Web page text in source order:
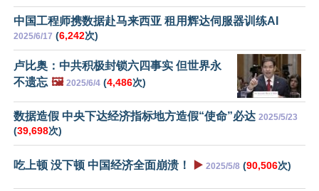
中国工程师携数据赴马来西亚 租用辉达伺服器训练AI
2025/6/17 (6,242次)
卢比奥：中共积极封锁六四事实 但世界永
不遗忘 🖼️ 2025/6/4 (4,486次)
数据造假 中央下达经济指标地方造假“使命”必达 2025/5/23
(39,698次)
吃上顿 没下顿 中国经济全面崩溃！ ▶️ 2025/5/8 (90,506次)